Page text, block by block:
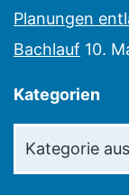
Planungen
Bachlauf 10.
Kategorien